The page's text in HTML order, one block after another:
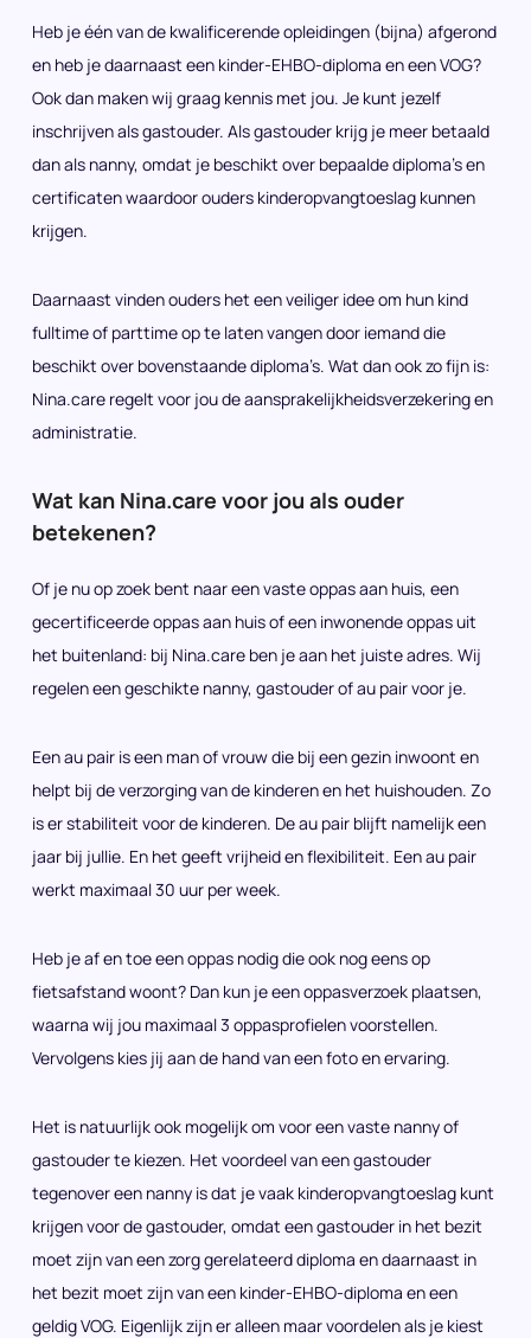
Heb je één van de kwalificerende opleidingen (bijna) afgerond
en heb je daarnaast een kinder-EHBO-diploma en een VOG?
Ook dan maken wij graag kennis met jou. Je kunt jezelf
inschrijven als gastouder. Als gastouder krijg je meer betaald
dan als nanny, omdat je beschikt over bepaalde diploma’s en
certificaten waardoor ouders kinderopvangtoeslag kunnen
krijgen.
Daarnaast vinden ouders het een veiliger idee om hun kind
fulltime of parttime op te laten vangen door iemand die
beschikt over bovenstaande diploma’s. Wat dan ook zo fijn is:
Nina.care regelt voor jou de aansprakelijkheidsverzekering en
administratie.
Wat kan Nina.care voor jou als ouder
betekenen?
Of je nu op zoek bent naar een vaste oppas aan huis, een
gecertificeerde oppas aan huis of een inwonende oppas uit
het buitenland: bij Nina.care ben je aan het juiste adres. Wij
regelen een geschikte nanny, gastouder of au pair voor je.
Een au pair is een man of vrouw die bij een gezin inwoont en
helpt bij de verzorging van de kinderen en het huishouden. Zo
is er stabiliteit voor de kinderen. De au pair blijft namelijk een
jaar bij jullie. En het geeft vrijheid en flexibiliteit. Een au pair
werkt maximaal 30 uur per week.
Heb je af en toe een oppas nodig die ook nog eens op
fietsafstand woont? Dan kun je een oppasverzoek plaatsen,
waarna wij jou maximaal 3 oppasprofielen voorstellen.
Vervolgens kies jij aan de hand van een foto en ervaring.
Het is natuurlijk ook mogelijk om voor een vaste nanny of
gastouder te kiezen. Het voordeel van een gastouder
tegenover een nanny is dat je vaak kinderopvangtoeslag kunt
krijgen voor de gastouder, omdat een gastouder in het bezit
moet zijn van een zorg gerelateerd diploma en daarnaast in
het bezit moet zijn van een kinder-EHBO-diploma en een
geldig VOG. Eigenlijk zijn er alleen maar voordelen als je kiest